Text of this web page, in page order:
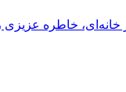
خاطره عزیزی